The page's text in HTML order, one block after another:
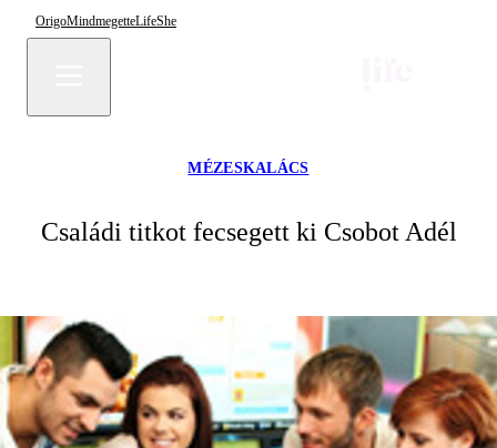
OrigoMindmegetteLifeShe
MÉZESKALÁCS
Családi titkot fecsegett ki Csobot Adél